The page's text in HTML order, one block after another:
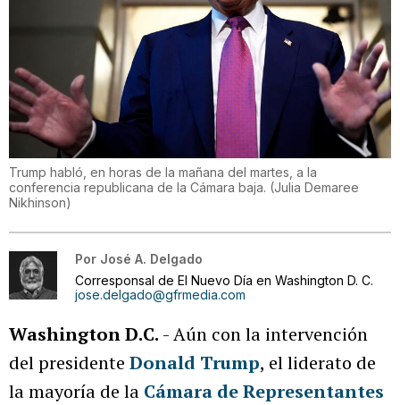
Trump habló, en horas de la mañana del martes, a la
conferencia republicana de la Cámara baja. (Julia Demaree
Nikhinson)
Por José A. Delgado
Corresponsal de El Nuevo Día en Washington D. C.
jose.delgado@gfrmedia.com
Washington D.C. - Aún con la intervención
del presidente Donald Trump, el liderato de
la mayoría de la Cámara de Representantes